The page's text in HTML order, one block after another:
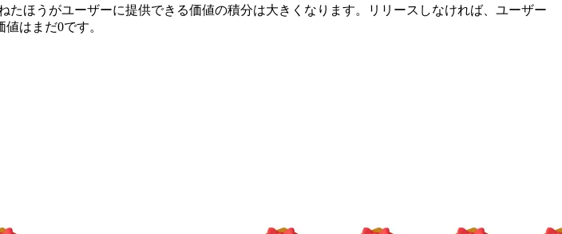
ほうがユーザーに提供できる価値の積分は大きくなります。リリースしなければ、ユーザー
はまだ0です。